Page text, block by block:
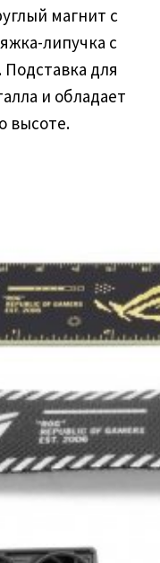
магнит с
липучка с
для
и обладает
высоте.